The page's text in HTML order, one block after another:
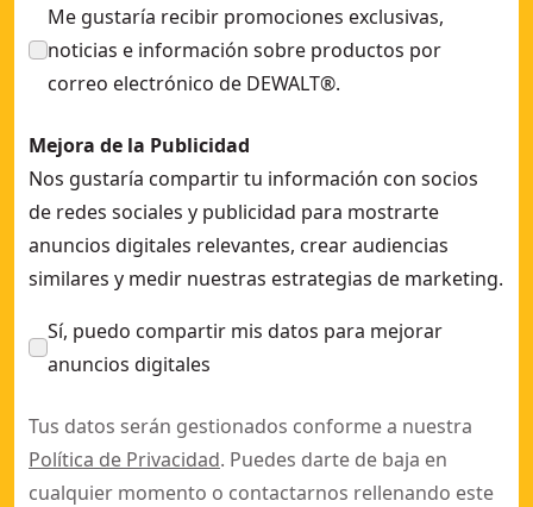
Me gustaría recibir promociones exclusivas,
noticias e información sobre productos por
correo electrónico de DEWALT®.
Mejora de la Publicidad
Nos gustaría compartir tu información con socios
de redes sociales y publicidad para mostrarte
anuncios digitales relevantes, crear audiencias
similares y medir nuestras estrategias de marketing.
Sí, puedo compartir mis datos para mejorar
anuncios digitales
Tus datos serán gestionados conforme a nuestra
Política de Privacidad. Puedes darte de baja en
cualquier momento o contactarnos rellenando este